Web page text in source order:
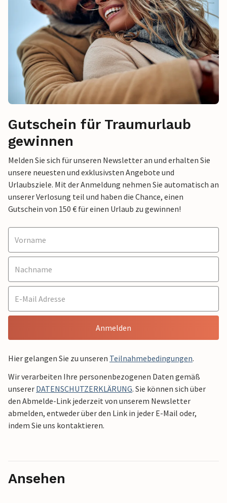
Gutschein für Traumurlaub
gewinnen
Melden Sie sich für unseren Newsletter an und erhalten Sie
unsere neuesten und exklusivsten Angebote und
Urlaubsziele. Mit der Anmeldung nehmen Sie automatisch an
unserer Verlosung teil und haben die Chance, einen
Gutschein von 150 € für einen Urlaub zu gewinnen!
Anmelden
Hier gelangen Sie zu unseren Teilnahmebedingungen.
Wir verarbeiten Ihre personenbezogenen Daten gemäß
unserer DATENSCHUTZERKLÄRUNG. Sie können sich über
den Abmelde-Link jederzeit von unserem Newsletter
abmelden, entweder über den Link in jeder E-Mail oder,
indem Sie uns kontaktieren.
Ansehen